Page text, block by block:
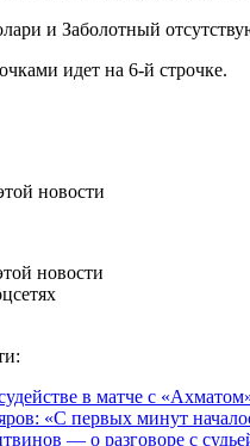
и Заболотный
идет на 6‑й строчке.
новости
новости
в матче с
«С первых минут
— о разговоре с